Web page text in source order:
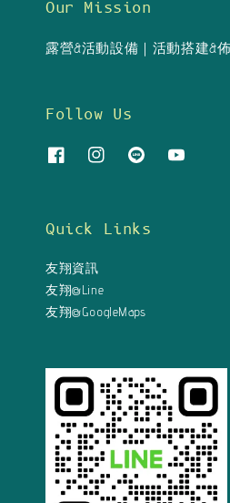
Our Mission
露營&活動設備｜活動搭建&
Follow Us
Quick Links
友翔資訊
友翔@Line
友翔@GoogleMaps